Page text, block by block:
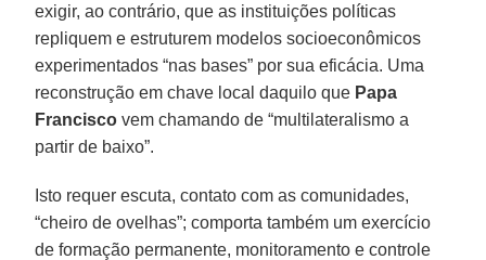
exigir, ao contrário, que as instituições políticas
repliquem e estruturem modelos socioeconômicos
experimentados “nas bases” por sua eficácia. Uma
reconstrução em chave local daquilo que Papa
Francisco vem chamando de “multilateralismo a
partir de baixo”.
Isto requer escuta, contato com as comunidades,
“cheiro de ovelhas”; comporta também um exercício
de formação permanente, monitoramento e controle